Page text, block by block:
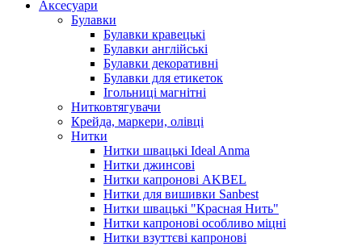
Аксесуари
Булавки
Булавки кравецькі
Булавки англійські
Булавки декоративні
Булавки для етикеток
Ігольниці магнітні
Нитковтягувачи
Крейда, маркери, олівці
Нитки
Нитки швацькі Ideal Anma
Нитки джинсові
Нитки капронові AKBEL
Нитки для вишивки Sanbest
Нитки швацькі "Красная Нить"
Нитки капронові особливо міцні
Нитки взуттєві капронові